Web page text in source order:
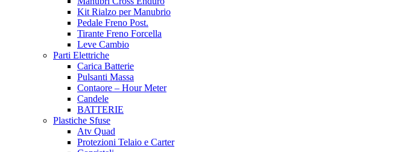
Kit Rialzo per Manubrio
Pedale Freno Post.
Tirante Freno Forcella
Leve Cambio
Parti Elettriche
Carica Batterie
Pulsanti Massa
Contaore – Hour Meter
Candele
BATTERIE
Plastiche Sfuse
Atv Quad
Protezioni Telaio e Carter